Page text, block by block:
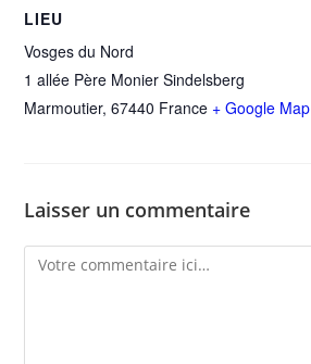
LIEU
Vosges du Nord
1 allée Père Monier Sindelsberg
Marmoutier, 67440 France + Google Map
Laisser un commentaire